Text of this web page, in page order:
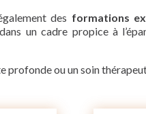
des formations
un cadre propice à
profonde ou un soin